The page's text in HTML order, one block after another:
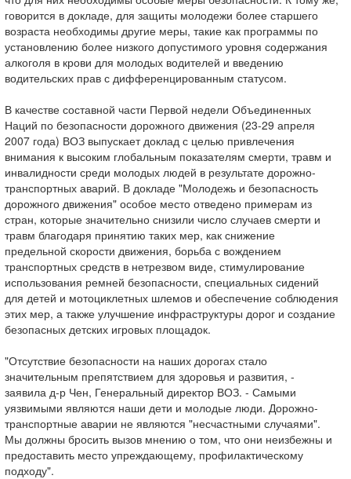
говорится в докладе, для защиты молодежи более старшего
возраста необходимы другие меры, такие как программы по
установлению более низкого допустимого уровня содержания
алкоголя в крови для молодых водителей и введению
водительских прав с дифференцированным статусом.
В качестве составной части Первой недели Объединенных
Наций по безопасности дорожного движения (23-29 апреля
2007 года) ВОЗ выпускает доклад с целью привлечения
внимания к высоким глобальным показателям смерти, травм и
инвалидности среди молодых людей в результате дорожно-
транспортных аварий. В докладе "Молодежь и безопасность
дорожного движения" особое место отведено примерам из
стран, которые значительно снизили число случаев смерти и
травм благодаря принятию таких мер, как снижение
предельной скорости движения, борьба с вождением
транспортных средств в нетрезвом виде, стимулирование
использования ремней безопасности, специальных сидений
для детей и мотоциклетных шлемов и обеспечение соблюдения
этих мер, а также улучшение инфраструктуры дорог и создание
безопасных детских игровых площадок.
"Отсутствие безопасности на наших дорогах стало
значительным препятствием для здоровья и развития, -
заявила д-р Чен, Генеральный директор ВОЗ. - Самыми
уязвимыми являются наши дети и молодые люди. Дорожно-
транспортные аварии не являются "несчастными случаями".
Мы должны бросить вызов мнению о том, что они неизбежны и
предоставить место упреждающему, профилактическому
подходу".